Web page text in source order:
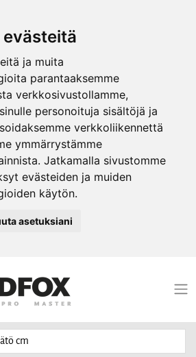
ja muita
parantaaksemme
verkkosivustollamme,
personoituja sisältöjä ja
verkkoliikennettä
ymmärrystämme
Jatkamalla sivustomme
evästeiden ja muiden
käytön.
asetuksiani